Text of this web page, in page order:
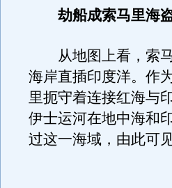
劫船成索马里海
从地图上看，索马
海岸直插印度洋。作
里扼守着连接红海
伊士运河在地中海和
过这一海域，由此可